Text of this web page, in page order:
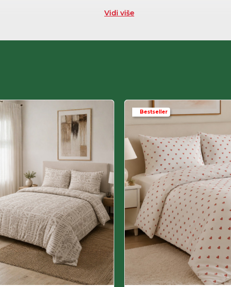
Vidi više
Bestseller